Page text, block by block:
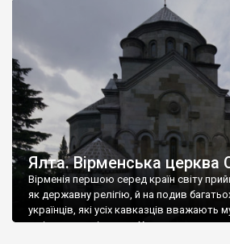
Херсонесі Володимир-язичник, став
А потім було Хрещення Русі. На честь
Ялта. Вірменська церква
Вірменія першою серед країн світу
як державну релігію, й на подив
українців, які усіх кавказців вважають
є відданими вірянами Христа